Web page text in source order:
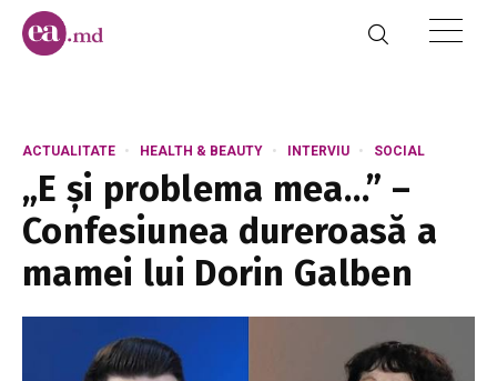
ACTUALITATE HEALTH & BEAUTY INTERVIU SOCIAL
„E și problema mea…” –
Confesiunea dureroasă a
mamei lui Dorin Galben